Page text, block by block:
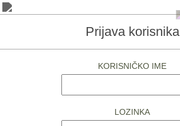
Prijava korisnika
KORISNIČKO IME
LOZINKA